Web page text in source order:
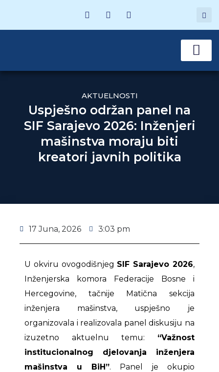
AKTUELNOSTI
Uspješno održan panel na
SIF Sarajevo 2026: Inženjeri
mašinstva moraju biti
kreatori javnih politika
17 Juna, 2026 3:03 pm
U okviru ovogodišnjeg SIF Sarajevo 2026,
Inženjerska komora Federacije Bosne i
Hercegovine, tačnije Matična sekcija
inženjera mašinstva, uspješno je
organizovala i realizovala panel diskusiju na
izuzetno aktuelnu temu: “Važnost
institucionalnog djelovanja inženjera
mašinstva u BiH”. Panel je okupio